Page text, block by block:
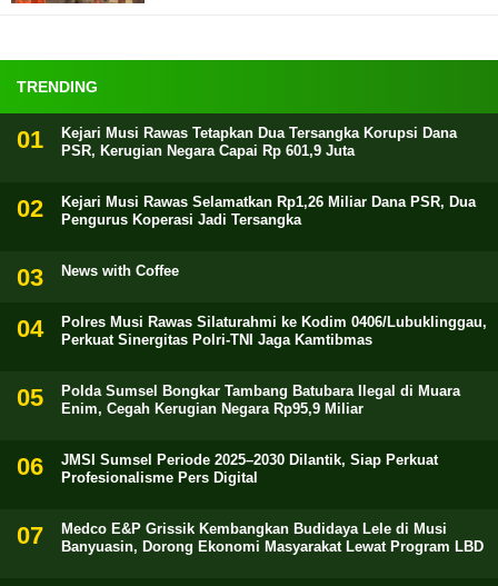
TRENDING
Kejari Musi Rawas Tetapkan Dua Tersangka Korupsi Dana
PSR, Kerugian Negara Capai Rp 601,9 Juta
Kejari Musi Rawas Selamatkan Rp1,26 Miliar Dana PSR, Dua
Pengurus Koperasi Jadi Tersangka
News with Coffee
Polres Musi Rawas Silaturahmi ke Kodim 0406/Lubuklinggau,
Perkuat Sinergitas Polri-TNI Jaga Kamtibmas
Polda Sumsel Bongkar Tambang Batubara Ilegal di Muara
Enim, Cegah Kerugian Negara Rp95,9 Miliar
JMSI Sumsel Periode 2025–2030 Dilantik, Siap Perkuat
Profesionalisme Pers Digital
Medco E&P Grissik Kembangkan Budidaya Lele di Musi
Banyuasin, Dorong Ekonomi Masyarakat Lewat Program LBD